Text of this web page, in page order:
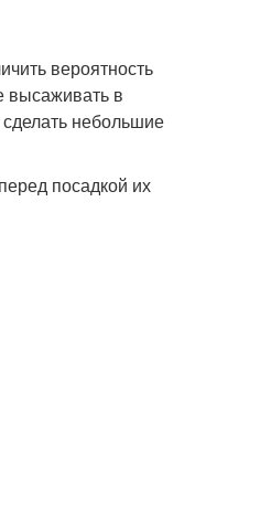
вероятность
высаживать в
небольшие
посадкой их